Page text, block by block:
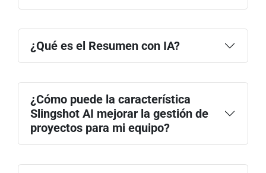
¿Qué es el Resumen con IA?
¿Cómo puede la característica
Slingshot AI mejorar la gestión de
proyectos para mi equipo?